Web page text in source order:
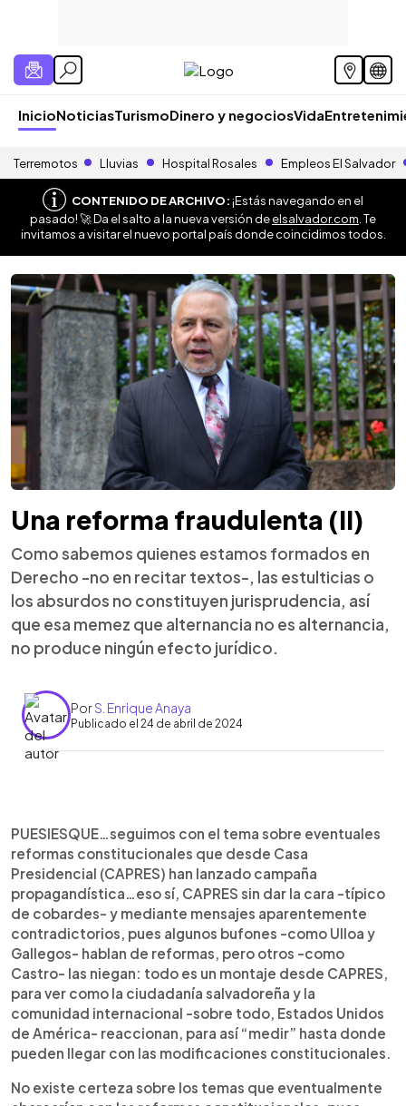
InicioNoticiasTurismoDinero y negociosVida
Terremotos Lluvias Hospital Rosales Empleos El Salvador
CONTENIDO DE ARCHIVO:¡Estás navegando en el
pasado! 🚀 Da el salto a la nueva versión deelsalvador.com . Te
invitamos a visitar el nuevo portal país donde coincidimos todos.
Una reforma fraudulenta (II)
Como sabemos quienes estamos formados en
Derecho -no en recitar textos-, las estulticias o
los absurdos no constituyen jurisprudencia, así
que esa memez que alternancia no es alternancia,
no produce ningún efecto jurídico.
PorS. Enrique Anaya
Publicado el 24 de abril de 2024
► Escuchar artículo
PUESIESQUE…seguimos con el tema sobre eventuales
reformas constitucionales que desde Casa
Presidencial (CAPRES) han lanzado campaña
propagandística…eso sí, CAPRES sin dar la cara -típico
de cobardes- y mediante mensajes aparentemente
contradictorios, pues algunos bufones -como Ulloa y
Gallegos- hablan de reformas, pero otros -como
Castro- las niegan: todo es un montaje desde CAPRES,
para ver como la ciudadanía salvadoreña y la
comunidad internacional -sobre todo, Estados Unidos
de América- reaccionan, para así “medir” hasta donde
pueden llegar con las modificaciones constitucionales.
No existe certeza sobre los temas que eventualmente